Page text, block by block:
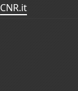
CNR.it